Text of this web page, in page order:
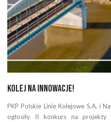
Kolej na innowacje!
PKP Polskie Linie Kolejowe S.A. i
ogłosiły II konkurs na projekty